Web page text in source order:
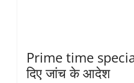
Prime time special
दिए जांच के आदेश